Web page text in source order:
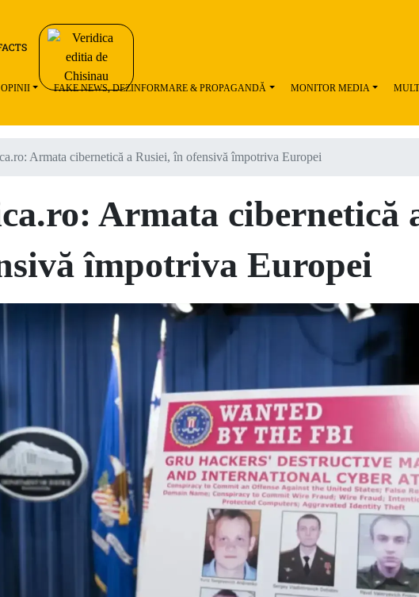
OPINII FAKE NEWS, DEZINFORMARE & PROPAGANDĂ MONITOR MEDIA
Armata cibernetică a Rusiei, în ofensivă împotriva Europei
Armata cibernetică
împotriva Europei